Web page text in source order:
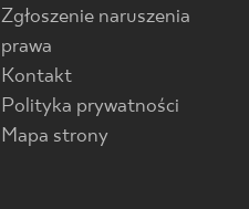
Zgłoszenie naruszenia
prawa
Kontakt
Polityka prywatności
Mapa strony